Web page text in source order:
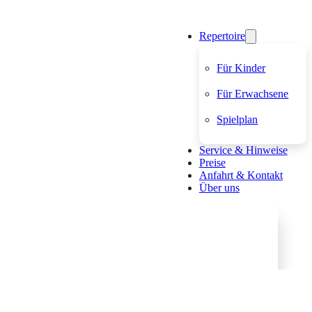
Repertoire
Für Kinder
Für Erwachsene
Spielplan
Service & Hinweise
Preise
Anfahrt & Kontakt
Über uns